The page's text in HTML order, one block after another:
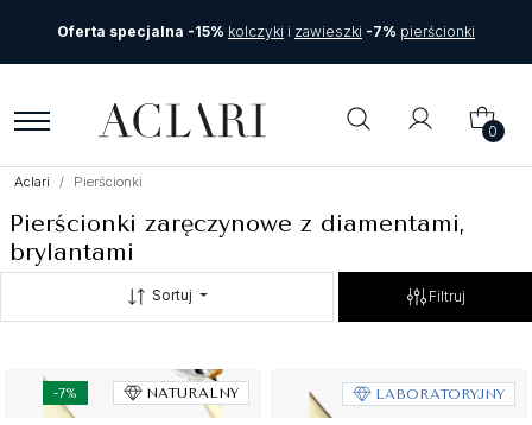
Oferta specjalna -15% kolczyki i zawieszki -7% pierścionki
0
Aclari Pierścionki
Pierścionki zaręczynowe z diamentami,
brylantami
Sortuj Filtruj
-7% NATURALNY LABORATORYJNY